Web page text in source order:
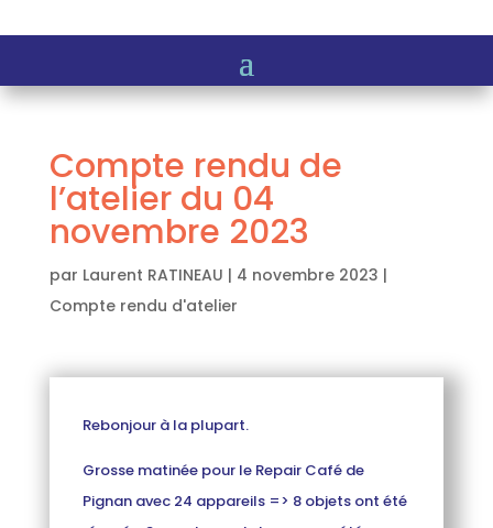
Compte rendu de
l’atelier du 04
novembre 2023
par Laurent RATINEAU | 4 novembre 2023 |
Compte rendu d'atelier
Rebonjour à la plupart.
Grosse matinée pour le Repair Café de
Pignan avec 24 appareils => 8 objets ont été